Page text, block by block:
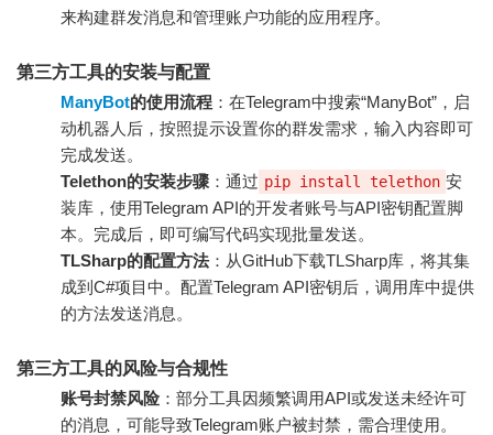
来构建群发消息和管理账户功能的应用程序。
第三方工具的安装与配置
ManyBot的使用流程 ：在Telegram中搜索“ManyBot”，启
动机器人后，按照提示设置你的群发需求，输入内容即可
完成发送。
Telethon的安装步骤 ：通过 pip install telethon 安
装库，使用Telegram API的开发者账号与API密钥配置脚
本。完成后，即可编写代码实现批量发送。
TLSharp的配置方法：从GitHub下载TLSharp库，将其集
成到C#项目中。配置Telegram API密钥后，调用库中提供
的方法发送消息。
第三方工具的风险与合规性
账号封禁风险：部分工具因频繁调用API或发送未经许可
的消息，可能导致Telegram账户被封禁，需合理使用。